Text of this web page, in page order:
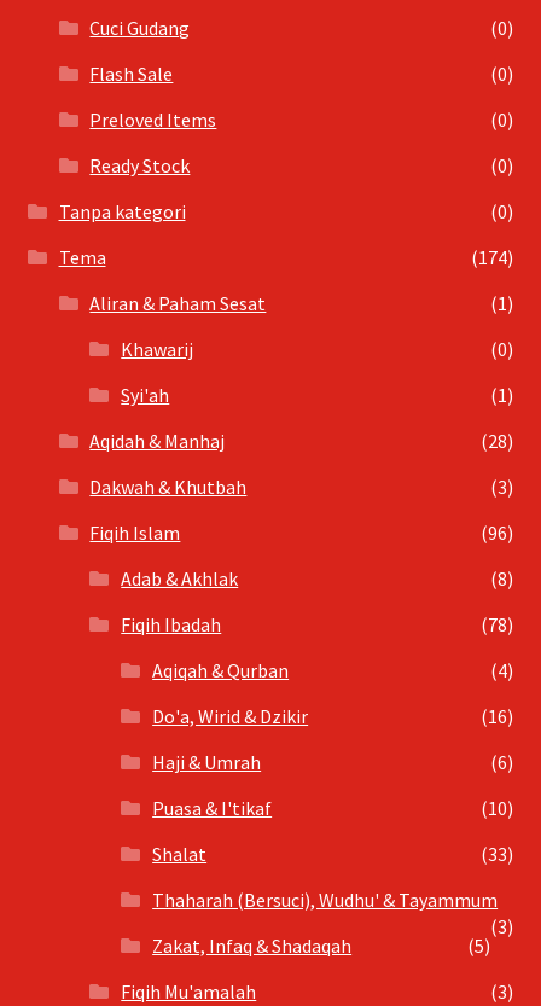
Cuci Gudang
(0)
Flash Sale
(0)
Preloved Items
(0)
Ready Stock
(0)
Tanpa kategori
(0)
Tema
(174)
Aliran & Paham Sesat
(1)
Khawarij
(0)
Syi'ah
(1)
Aqidah & Manhaj
(28)
Dakwah & Khutbah
(3)
Fiqih Islam
(96)
Adab & Akhlak
(8)
Fiqih Ibadah
(78)
Aqiqah & Qurban
(4)
Do'a, Wirid & Dzikir
(16)
Haji & Umrah
(6)
Puasa & I'tikaf
(10)
Shalat
(33)
Thaharah (Bersuci), Wudhu' & Tayammum
(3)
Zakat, Infaq & Shadaqah
(5)
Fiqih Mu'amalah
(3)